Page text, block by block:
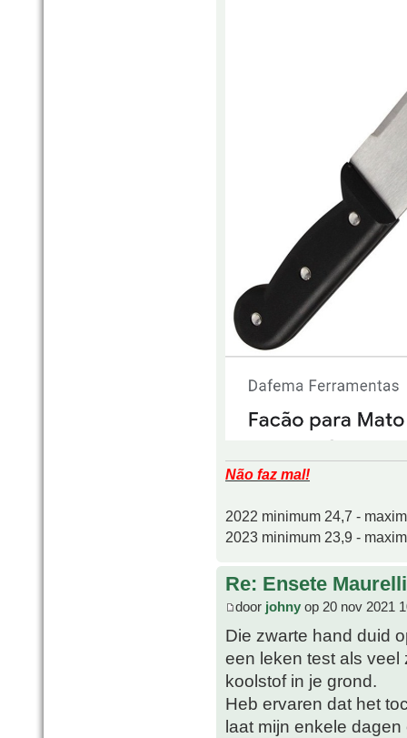
Não faz mal!
2022 minimum 24,7 -
2023 minimum 23,9 -
Re: Ensete
door johny op 20 nov 2021
Die zwarte hand duid
een leken test als
koolstof in je grond.
Heb ervaren dat het
laat mijn enkele